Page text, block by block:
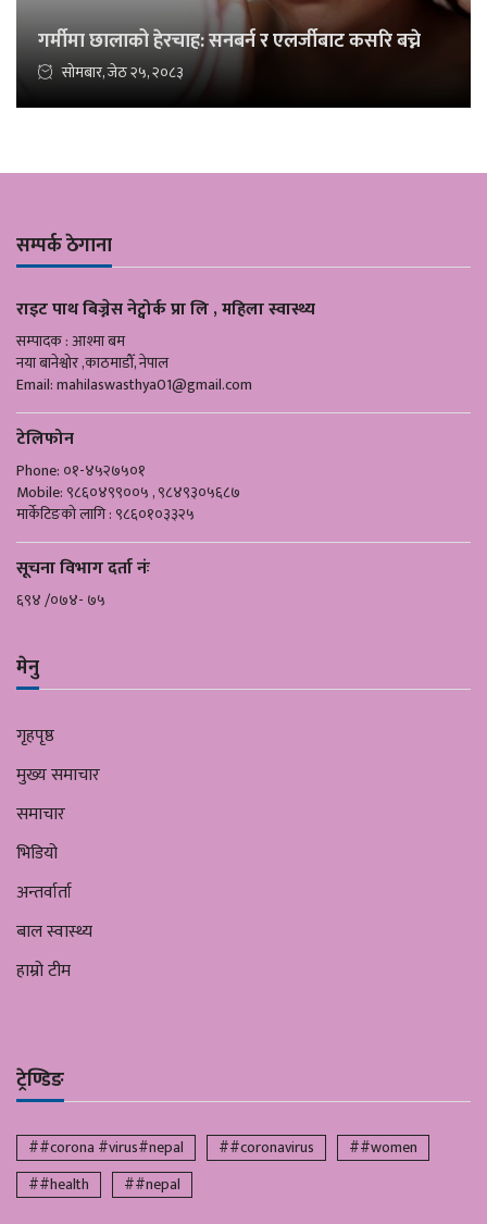
गर्मीमा छालाको हेरचाह: सनबर्न र एलर्जीबाट कसरि बच्ने
सोमबार, जेठ २५, २०८३
सम्पर्क ठेगाना
राइट पाथ बिज्नेस नेट्वोर्क प्रा लि , महिला स्वास्थ्य
सम्पादक : आश्मा बम
नया बानेश्वोर ,काठमाडौँ, नेपाल
Email:mahilaswasthya01@gmail.com
टेलिफोन
Phone: ०१-४५२७५०१
Mobile: ९८६०४९९००५ , ९८४९३०५६८७
मार्केटिङको लागि : ९८६०१०३३२५
सूचना विभाग दर्ता नंः
६९४ /०७४- ७५
मेनु
गृहपृष्ठ
मुख्य समाचार
समाचार
भिडियो
अन्तर्वार्ता
बाल स्वास्थ्य
हाम्रो टीम
ट्रेण्डिङ
##corona #virus#nepal ##coronavirus
##women
##health
##nepal